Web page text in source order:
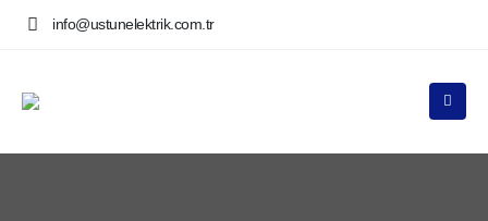
info@ustunelektrik.com.tr